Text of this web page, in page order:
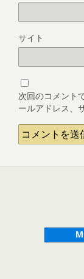
サイト
次回のコメント
ールアドレス、